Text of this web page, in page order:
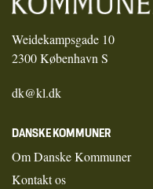
Weidekampsgade 10
2300 København S
dk@kl.dk
DANSKE KOMMUNER
Om Danske Kommuner
Kontakt os